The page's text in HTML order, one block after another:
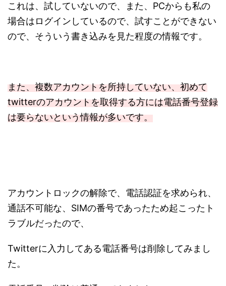
これは、試していないので、また、PCからも私の
場合はログインしているので、試すことができない
ので、そういう書き込みを見た程度の情報です。
また、複数アカウントを所持していない、初めて
twitterのアカウントを取得する方には電話番号登録
は要らないという情報が多いです。
アカウントロックの解除で、電話認証を求められ、
通話不可能な、SIMの番号であったため起こったト
ラブルだったので、
Twitterに入力してある電話番号は削除してみまし
た。